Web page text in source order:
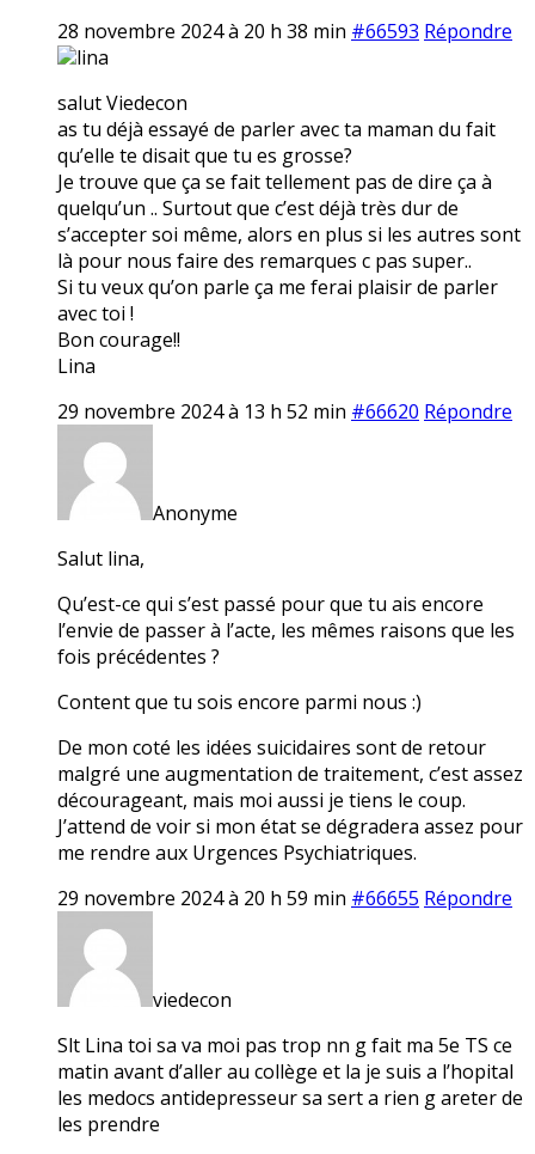
28 novembre 2024 à 20 h 38 min #66593 Répondre
lina
salut Viedecon
as tu déjà essayé de parler avec ta maman du fait
qu’elle te disait que tu es grosse?
Je trouve que ça se fait tellement pas de dire ça à
quelqu’un .. Surtout que c’est déjà très dur de
s’accepter soi même, alors en plus si les autres sont
là pour nous faire des remarques c pas super..
Si tu veux qu’on parle ça me ferai plaisir de parler
avec toi !
Bon courage!!
Lina
29 novembre 2024 à 13 h 52 min #66620 Répondre
Anonyme
Salut lina,
Qu’est-ce qui s’est passé pour que tu ais encore
l’envie de passer à l’acte, les mêmes raisons que les
fois précédentes ?
Content que tu sois encore parmi nous :)
De mon coté les idées suicidaires sont de retour
malgré une augmentation de traitement, c’est assez
décourageant, mais moi aussi je tiens le coup.
J’attend de voir si mon état se dégradera assez pour
me rendre aux Urgences Psychiatriques.
29 novembre 2024 à 20 h 59 min #66655 Répondre
viedecon
Slt Lina toi sa va moi pas trop nn g fait ma 5e TS ce
matin avant d’aller au collège et la je suis a l’hopital
les medocs antidepresseur sa sert a rien g areter de
les prendre